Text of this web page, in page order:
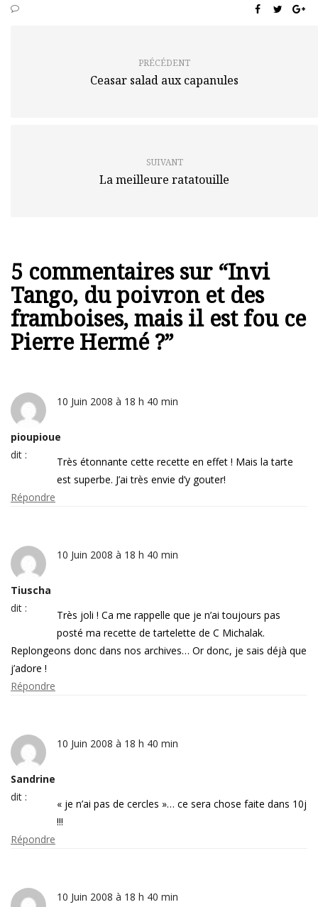
PRÉCÉDENT
Ceasar salad aux capanules
SUIVANT
La meilleure ratatouille
5 commentaires sur “Invi
Tango, du poivron et des
framboises, mais il est fou ce
Pierre Hermé ?”
pioupioue
dit :
10 Juin 2008 à 18 h 40 min
Très étonnante cette recette en effet ! Mais la tarte
est superbe. J’ai très envie d’y gouter!
Répondre
Tiuscha
dit :
10 Juin 2008 à 18 h 40 min
Très joli ! Ca me rappelle que je n’ai toujours pas
posté ma recette de tartelette de C Michalak.
Replongeons donc dans nos archives… Or donc, je sais déjà que
j’adore !
Répondre
Sandrine
dit :
10 Juin 2008 à 18 h 40 min
« je n’ai pas de cercles »… ce sera chose faite dans 10j
!!!
Répondre
10 Juin 2008 à 18 h 40 min